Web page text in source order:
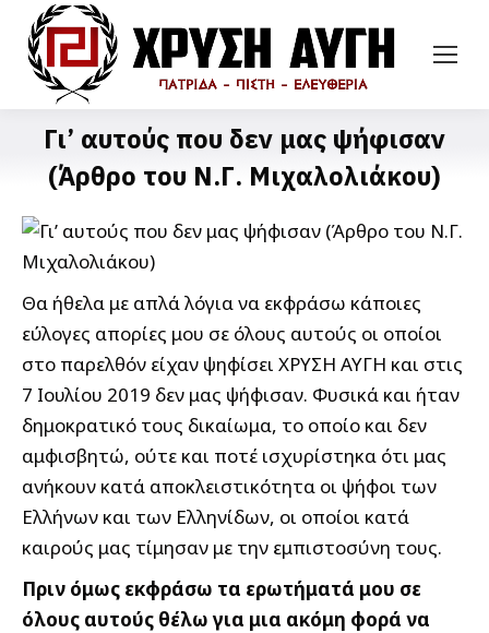
Γι’ αυτούς που δεν μας ψήφισαν
(Άρθρο του Ν.Γ. Μιχαλολιάκου)
Θα ήθελα με απλά λόγια να εκφράσω κάποιες
εύλογες απορίες μου σε όλους αυτούς οι οποίοι
στο παρελθόν είχαν ψηφίσει ΧΡΥΣΗ ΑΥΓΗ και στις
7 Ιουλίου 2019 δεν μας ψήφισαν. Φυσικά και ήταν
δημοκρατικό τους δικαίωμα, το οποίο και δεν
αμφισβητώ, ούτε και ποτέ ισχυρίστηκα ότι μας
ανήκουν κατά αποκλειστικότητα οι ψήφοι των
Ελλήνων και των Ελληνίδων, οι οποίοι κατά
καιρούς μας τίμησαν με την εμπιστοσύνη τους.
Πριν όμως εκφράσω τα ερωτήματά μου σε
όλους αυτούς θέλω για μια ακόμη φορά να